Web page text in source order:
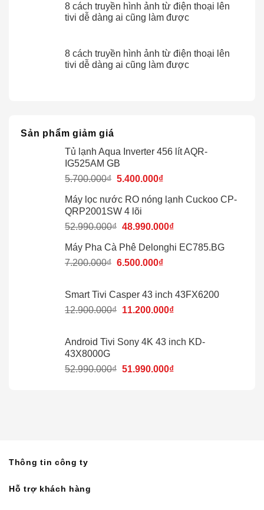
8 cách truyền hình ảnh từ điện thoại lên
tivi dễ dàng ai cũng làm được
8 cách truyền hình ảnh từ điện thoại lên
tivi dễ dàng ai cũng làm được
Sản phẩm giảm giá
Tủ lạnh Aqua Inverter 456 lít AQR-
IG525AM GB
5.700.000₫ 5.400.000₫
Máy lọc nước RO nóng lạnh Cuckoo CP-
QRP2001SW 4 lõi
52.990.000₫ 48.990.000₫
Máy Pha Cà Phê Delonghi EC785.BG
7.200.000₫ 6.500.000₫
Smart Tivi Casper 43 inch 43FX6200
12.900.000₫ 11.200.000₫
Android Tivi Sony 4K 43 inch KD-
43X8000G
52.990.000₫ 51.990.000₫
Thông tin công ty
Hỗ trợ khách hàng